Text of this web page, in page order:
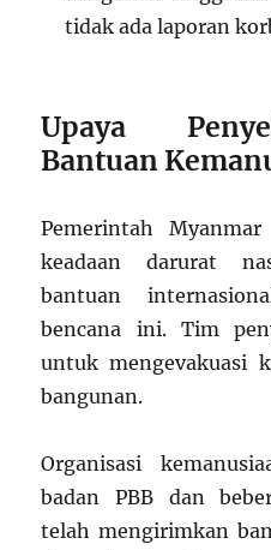
tidak ada laporan
Upaya
Bantuan
Pemerintah
keadaan darurat
bantuan
bencana ini. Tim
untuk mengevakuasi
bangunan.
Organisasi
badan PBB dan
telah mengirimkan